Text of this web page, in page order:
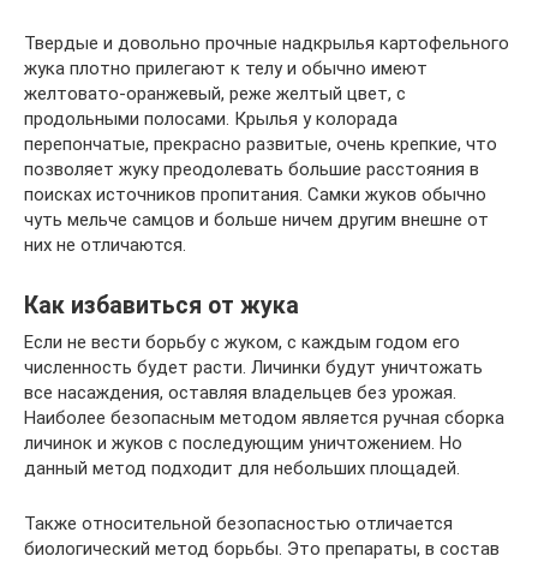
Твердые и довольно прочные надкрылья картофельного
жука плотно прилегают к телу и обычно имеют
желтовато-оранжевый, реже желтый цвет, с
продольными полосами. Крылья у колорада
перепончатые, прекрасно развитые, очень крепкие, что
позволяет жуку преодолевать большие расстояния в
поисках источников пропитания. Самки жуков обычно
чуть мельче самцов и больше ничем другим внешне от
них не отличаются.
Как избавиться от жука
Если не вести борьбу с жуком, с каждым годом его
численность будет расти. Личинки будут уничтожать
все насаждения, оставляя владельцев без урожая.
Наиболее безопасным методом является ручная сборка
личинок и жуков с последующим уничтожением. Но
данный метод подходит для небольших площадей.
Также относительной безопасностью отличается
биологический метод борьбы. Это препараты, в состав